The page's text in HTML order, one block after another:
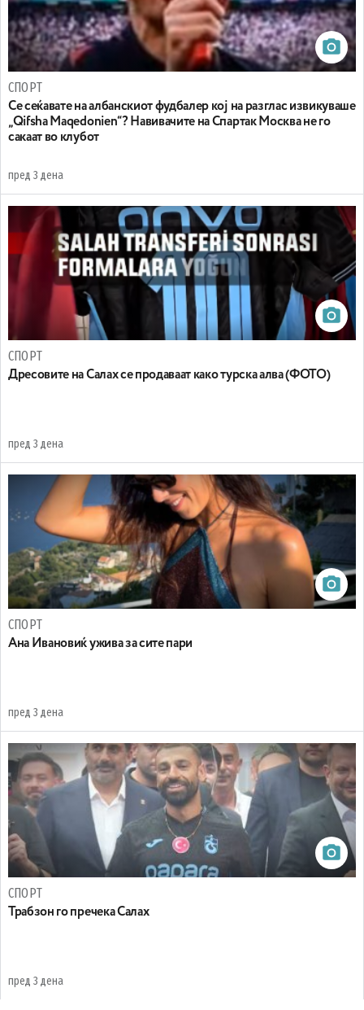
СПОРТ
Се сеќавате на албанскиот фудбалер кој на разглас извикуваше
„Qifsha Maqedonien“? Навивачите на Спартак Москва не го
сакаат во клубот
пред 3 дена
СПОРТ
Дресовите на Салах се продаваат како турска алва (ФОТО)
пред 3 дена
СПОРТ
Ана Ивановиќ ужива за сите пари
пред 3 дена
СПОРТ
Трабзон го пречека Салах
пред 3 дена